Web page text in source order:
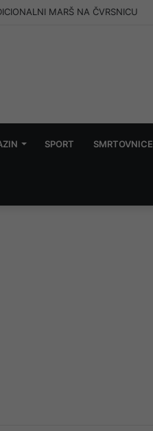
MARŠ NA ČVRSNICU
SPORT SMRTOVNICE